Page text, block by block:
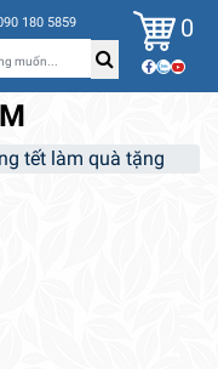
180 5859 0
tết làm quà tặng